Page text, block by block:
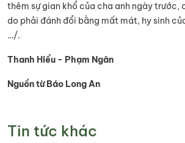
thêm sự gian khổ của cha anh ngày trước,
do phải đánh đổi bằng mất mát, hy sinh
…/.
Thanh Hiểu - Phạm Ngân
Nguồn từ Báo Long An
Tin tức khác